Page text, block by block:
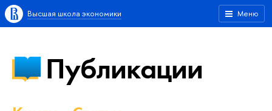
Меню
Высшая школа экономики
Публикации